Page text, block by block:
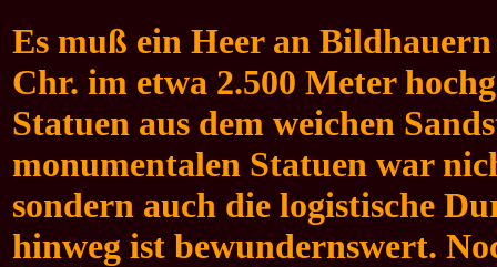
Es muß ein Heer an
Chr. im etwa 2.500 Meter
Statuen aus dem weichen
monumentalen Statuen war
sondern auch die logistische
hinweg ist bewundernswert.